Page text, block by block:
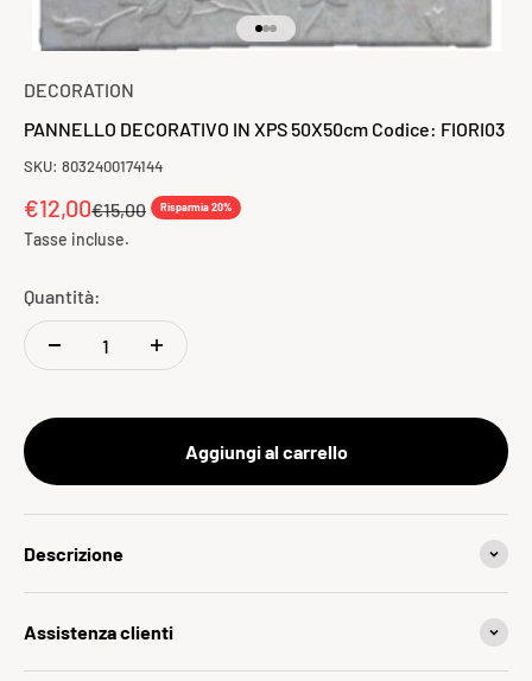
Vai all'articolo 1
Vai all'articolo 2
Vai all'articolo 3
DECORATION
PANNELLO DECORATIVO IN XPS 50X50cm Codice: FIORI03
SKU: 8032400174144
Prezzo scontato
€12,00Prezzo
€15,00 Risparmia 20%
Tasse incluse.
Quantità:
Aggiungi al carrello
Descrizione
Assistenza clienti